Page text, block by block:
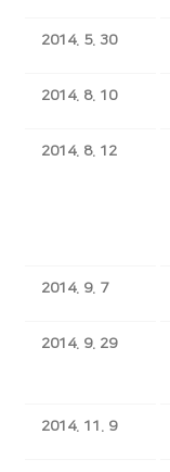
2014. 5. 30
2014. 8. 10
2014. 8. 12
2014. 9. 7
2014. 9. 29
2014. 11. 9